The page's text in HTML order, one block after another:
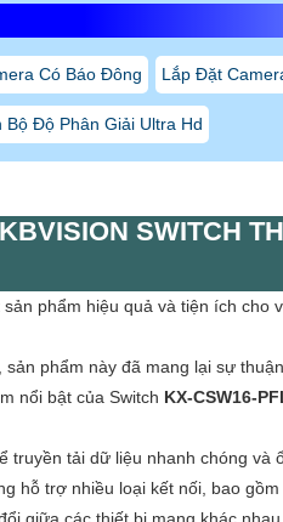
phẩm này đã mang lại sự
nổi bật của SwitchKX-CSW16-
truyền tải dữ liệu nhanh chóng và
hỗ trợ nhiều loại kết nối, bao gồm
giữa các thiết bị mạng khác
dùng đơn giản và thân thiện.
nhu cầu cụ thể của họ, bao gồm
mạng. Sản phẩm cũng được
thụ điện và đảm bảo hoạt động
mà còn giúp bảo vệ môi
quả cho việc quản lý và chuyển
nối linh hoạt và khả năng quản
suất mạng và nâng cao trải